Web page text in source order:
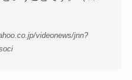
videonews/jnn?